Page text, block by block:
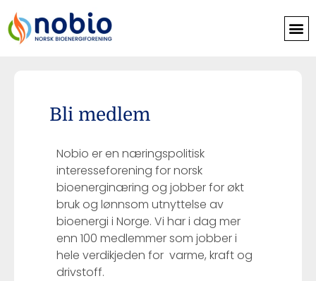
Bli medlem
Nobio er en næringspolitisk
interesseforening for norsk
bioenerginæring og jobber for økt
bruk og lønnsom utnyttelse av
bioenergi i Norge. Vi har i dag mer
enn 100 medlemmer som jobber i
hele verdikjeden for varme, kraft og
drivstoff.